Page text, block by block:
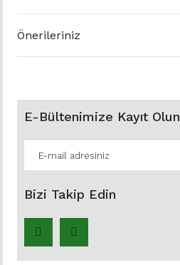
Önerileriniz
E-Bültenimize Kayıt Olun
Bizi Takip Edin